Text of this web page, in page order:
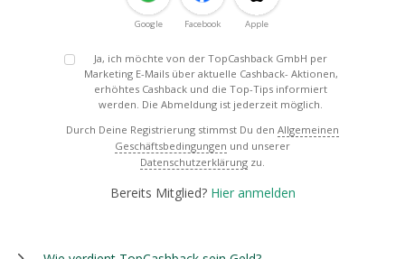
Google Facebook Apple
Ja, ich möchte von der TopCashback GmbH per
Marketing E-Mails über aktuelle Cashback- Aktionen,
erhöhtes Cashback und die Top-Tips informiert
werden. Die Abmeldung ist jederzeit möglich.
Durch Deine Registrierung stimmst Du den Allgemeinen
Geschäftsbedingungen und unserer
Datenschutzerklärung zu.
Bereits Mitglied? Hier anmelden